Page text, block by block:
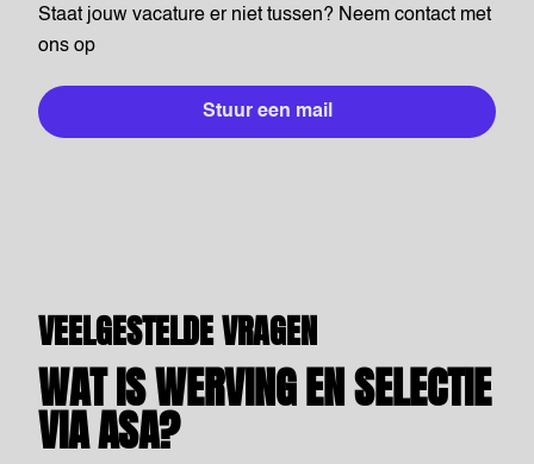
Staat jouw vacature er niet tussen? Neem contact met
ons op
Stuur een mail
VEELGESTELDE VRAGEN
WAT IS WERVING EN SELECTIE
VIA ASA?